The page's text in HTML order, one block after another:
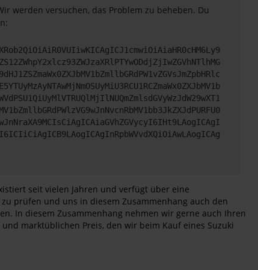
werden versuchen, das Problem zu beheben. Du
seit vielen Jahren und verfügt über eine
prüfen und uns in diesem Zusammenhang auch den
In diesem Zusammenhang nehmen wir gerne auch Ihren
marktüblichen Preis, den wir beim Kauf eines Suzuki